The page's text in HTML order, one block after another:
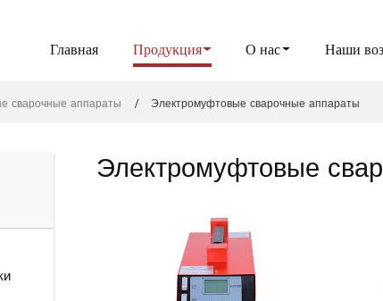
Главная Продукция О нас Наши
сварочные аппараты Электромуфтовые сварочные аппараты
Электромуфтовые